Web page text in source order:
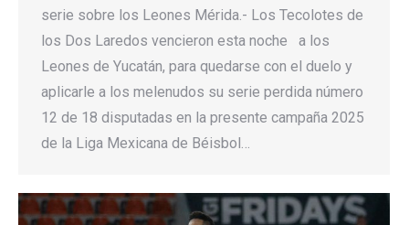
serie sobre los Leones Mérida.- Los Tecolotes de
los Dos Laredos vencieron esta noche a los
Leones de Yucatán, para quedarse con el duelo y
aplicarle a los melenudos su serie perdida número
12 de 18 disputadas en la presente campaña 2025
de la Liga Mexicana de Béisbol…